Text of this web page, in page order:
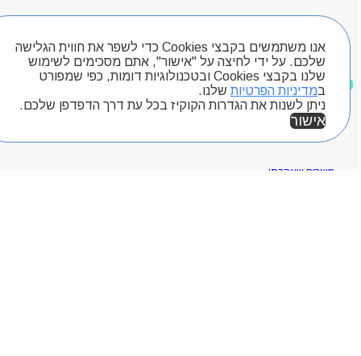
אנו משתמשים בקבצי Cookies כדי לשפר את חווית הגלישה
שלכם. על ידי לחיצה על "אישור", אתם מסכימים לשימוש
שלנו בקבצי Cookies ובטכנולוגיות דומות, כפי שמפורט
במדיניות הפרטיות שלנו.
ניתן לשנות את הגדרות הקוקיז בכל עת דרך הדפדפן שלכם.
אישור
עגלת קניות
חיפוש מוצרים
מוצרים שאהבתי